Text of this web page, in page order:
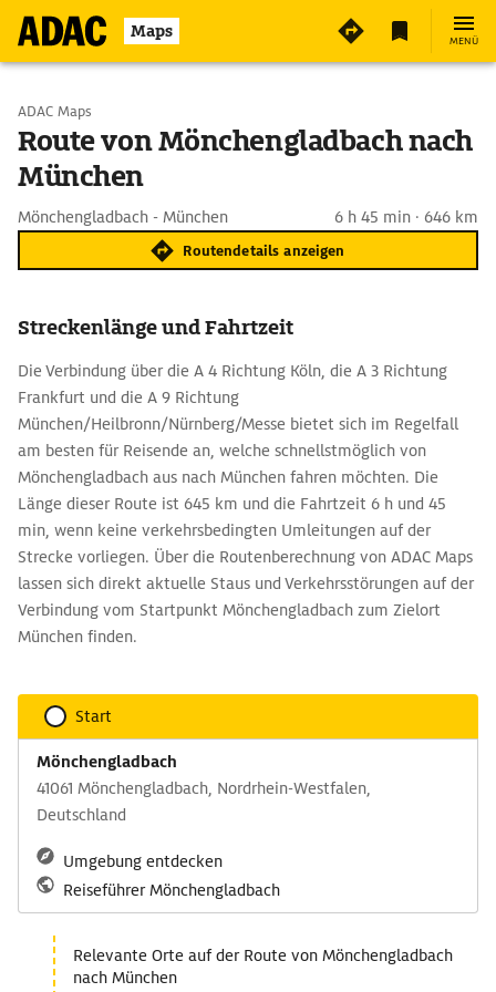
Maps MENÜ
Start wählen
Ziel eingeben
ADAC Maps
Route von Mönchengladbach nach
München
Mönchengladbach - München 6 h 45 min · 646 km
Routendetails anzeigen
Streckenlänge und Fahrtzeit
Die Verbindung über die A 4 Richtung Köln, die A 3 Richtung
Frankfurt und die A 9 Richtung
München/Heilbronn/Nürnberg/Messe bietet sich im Regelfall
am besten für Reisende an, welche schnellstmöglich von
Mönchengladbach aus nach München fahren möchten. Die
Länge dieser Route ist 645 km und die Fahrtzeit 6 h und 45
min, wenn keine verkehrsbedingten Umleitungen auf der
Strecke vorliegen. Über die Routenberechnung von ADAC Maps
lassen sich direkt aktuelle Staus und Verkehrsstörungen auf der
Verbindung vom Startpunkt Mönchengladbach zum Zielort
München finden.
Start
Mönchengladbach
41061 Mönchengladbach, Nordrhein-Westfalen,
Deutschland
Umgebung entdecken
Reiseführer Mönchengladbach
Relevante Orte auf der Route von Mönchengladbach
nach München